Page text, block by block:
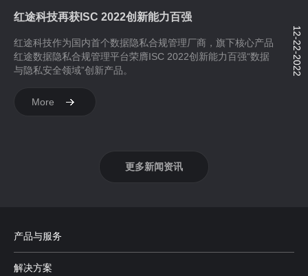
红途科技再获ISC 2022创新能力百强
红途科技作为国内首个数据隐私合规管理厂商，旗下核心产品
红途数据隐私合规管理平台荣膺ISC 2022创新能力百强“数据
与隐私安全领域”创新产品。
12-22-2022
More
更多新闻资讯
产品与服务
解决方案